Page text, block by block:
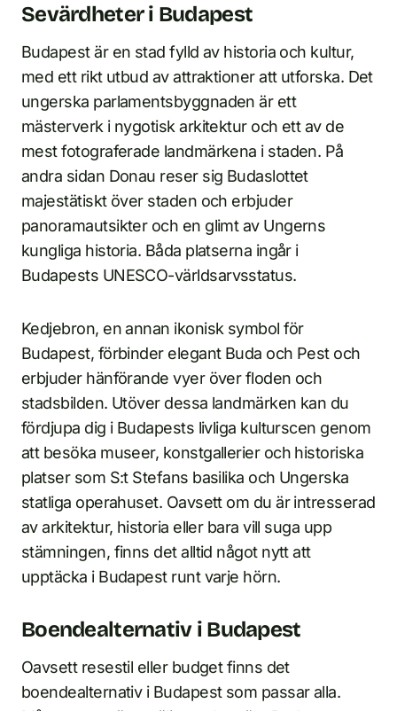
Sevärdheter i Budapest
Budapest är en stad fylld av historia och kultur,
med ett rikt utbud av attraktioner att utforska. Det
ungerska parlamentsbyggnaden är ett
mästerverk i nygotisk arkitektur och ett av de
mest fotograferade landmärkena i staden. På
andra sidan Donau reser sig Budaslottet
majestätiskt över staden och erbjuder
panoramautsikter och en glimt av Ungerns
kungliga historia. Båda platserna ingår i
Budapests UNESCO-världsarvsstatus.
Kedjebron, en annan ikonisk symbol för
Budapest, förbinder elegant Buda och Pest och
erbjuder hänförande vyer över floden och
stadsbilden. Utöver dessa landmärken kan du
fördjupa dig i Budapests livliga kulturscen genom
att besöka museer, konstgallerier och historiska
platser som S:t Stefans basilika och Ungerska
statliga operahuset. Oavsett om du är intresserad
av arkitektur, historia eller bara vill suga upp
stämningen, finns det alltid något nytt att
upptäcka i Budapest runt varje hörn.
Boendealternativ i Budapest
Oavsett resestil eller budget finns det
boendealternativ i Budapest som passar alla.